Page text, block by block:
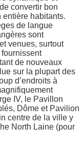
convertir bon
entière habitants.
de langue
sont
venues, surtout
fournissent
de nouveaux
sur la plupart des
d’endroits à
IV, le Pavillon
Dôme et Pavilion
centre de la ville y
North Laine (pour